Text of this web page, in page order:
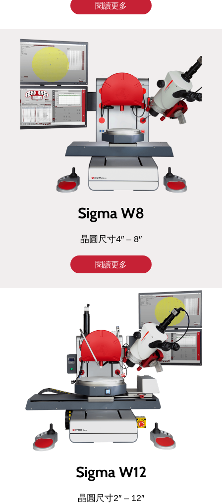
閱讀更多
Sigma W8
晶圓尺寸4″ – 8″
閱讀更多
Sigma W12
晶圓尺寸2″ – 12″